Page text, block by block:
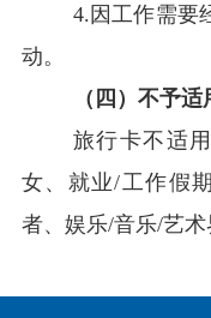
4. 因工作需要
动。
（四）不予适
旅行卡不适
女、就业/工作假
者、娱乐/音乐/艺术